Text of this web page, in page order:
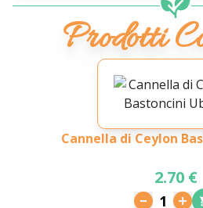
Prodotti
Cannella di Ceylon
2.70 €
1